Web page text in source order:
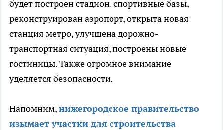
будет построен стадион, спортивные базы,
реконструирован аэропорт, открыта новая
станция метро, улучшена дорожно-
транспортная ситуация, построены новые
гостиницы. Также огромное внимание
уделяется безопасности.
Напомним,нижегородское правительство
изымает участки для строительства